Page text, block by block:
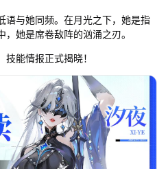
语与她同频。在月光之下，她是指
她是席卷敌阵的汹涌之刃。
能情报正式揭晓！